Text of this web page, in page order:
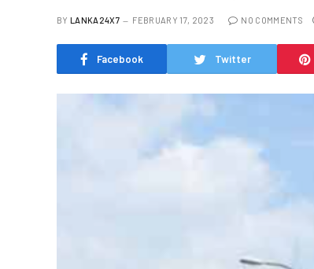
BY LANKA24X7 FEBRUARY 17, 2023 NO COMMENTS
Facebook Twitter